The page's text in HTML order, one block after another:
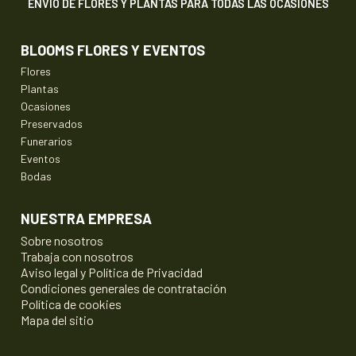
ENVÍO DE FLORES Y PLANTAS PARA TODAS LAS OCASIONES
BLOOMS FLORES Y EVENTOS
Flores
Plantas
Ocasiones
Preservados
Funerarios
Eventos
Bodas
NUESTRA EMPRESA
Sobre nosotros
Trabaja con nosotros
Aviso legal y Política de Privacidad
Condiciones generales de contratación
Política de cookies
Mapa del sitio